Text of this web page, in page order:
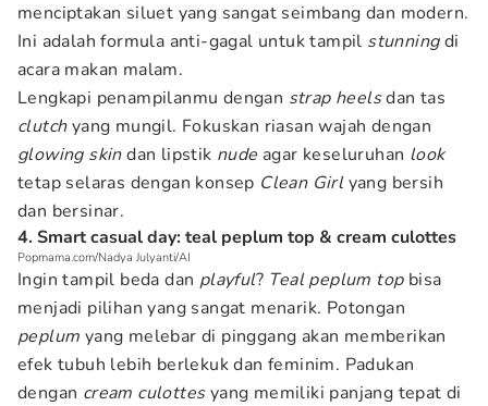
menciptakan siluet yang sangat seimbang dan modern.
Ini adalah formula anti-gagal untuk tampil stunningdi
acara makan malam.
Lengkapi penampilanmu dengan strap heelsdan tas
clutchyang mungil. Fokuskan riasan wajah dengan
glowing skindan lipstik nude agar keseluruhan look
tetap selaras dengan konsep Clean Girlyang bersih
dan bersinar.
4. Smart casual day: teal peplum top & cream culottes
Popmama.com/Nadya Julyanti/AI
Ingin tampil beda dan playful? Teal peplum topbisa
menjadi pilihan yang sangat menarik. Potongan
peplum yang melebar di pinggang akan memberikan
efek tubuh lebih berlekuk dan feminim. Padukan
dengan cream culottesyang memiliki panjang tepat di